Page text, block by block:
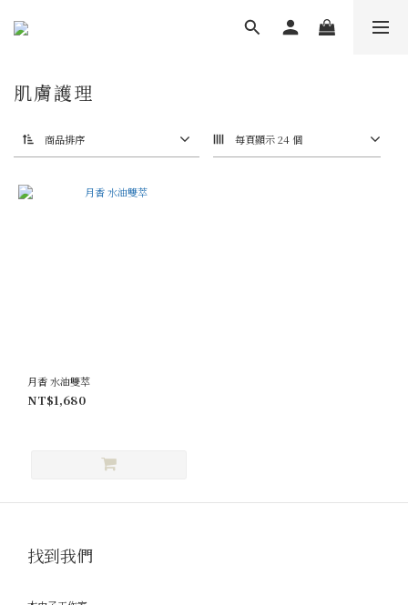
肌膚護理
商品排序 每頁顯示 24 個
月香 水油雙萃
NT$1,680
找到我們